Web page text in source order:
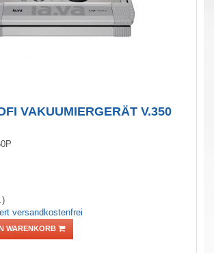
VAKUUMIERGERÄT V.350
versandkostenfrei
WARENKORB